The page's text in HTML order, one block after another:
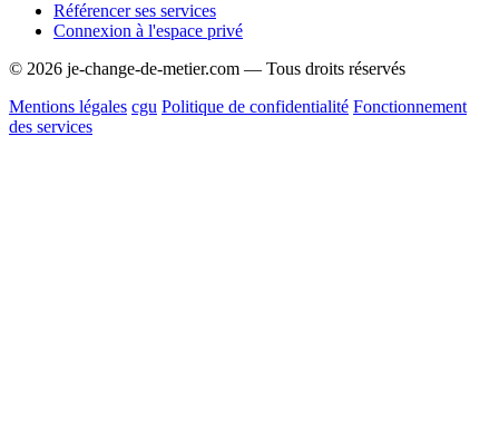
Référencer ses services
Connexion à l'espace privé
© 2026 je-change-de-metier.com — Tous droits réservés
Mentions légales cgu Politique de confidentialité Fonctionnement
des services